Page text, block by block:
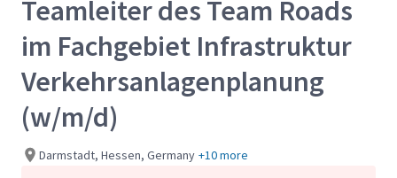
Teamleiter des Team Roads
im Fachgebiet Infrastruktur
Verkehrsanlagenplanung
(w/m/d)
Darmstadt, Hessen, Germany +10 more